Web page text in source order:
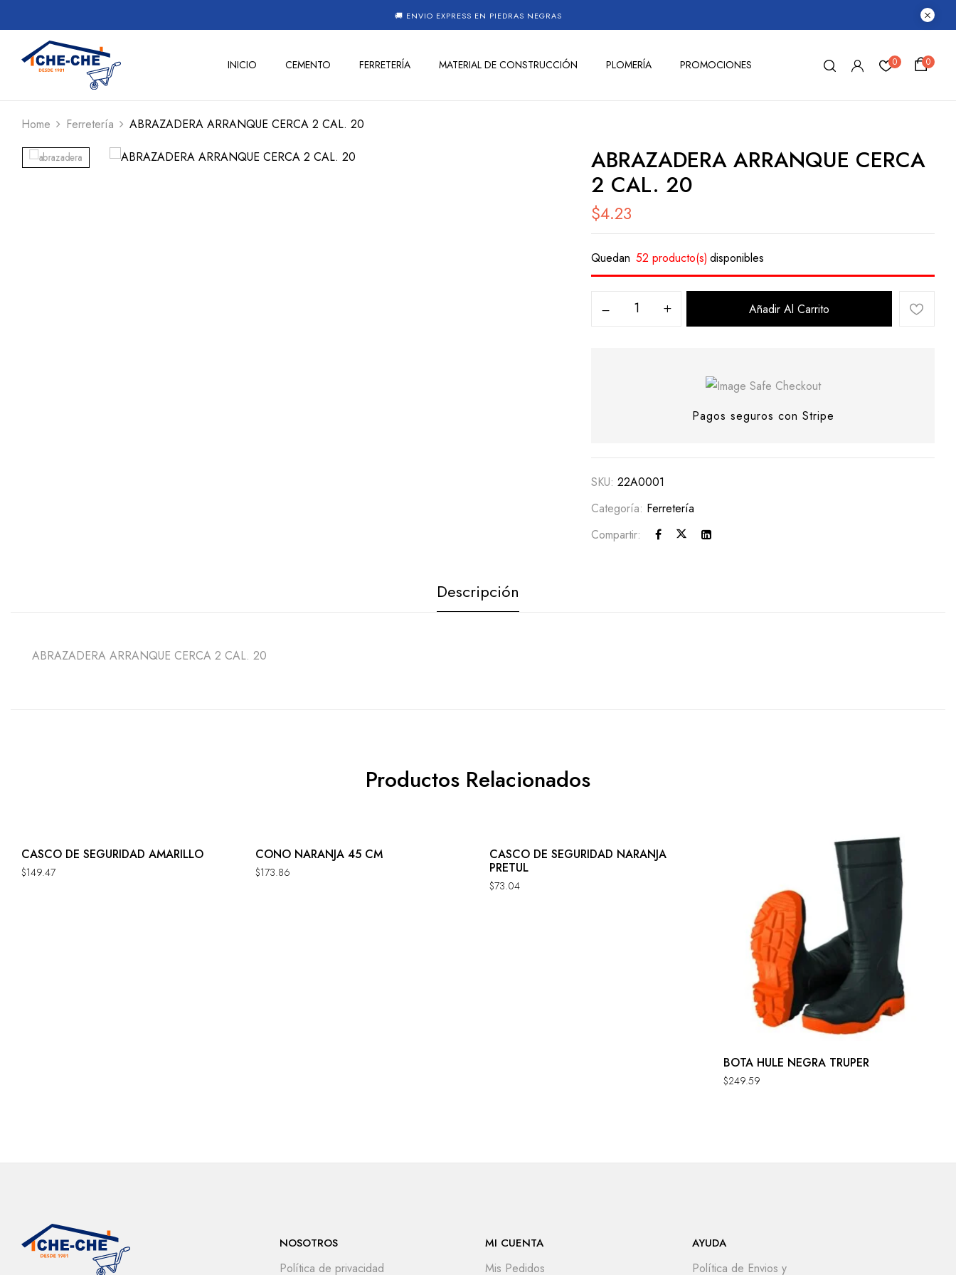
🚚 ENVIO EXPRESS EN PIEDRAS NEGRAS
INICIO CEMENTO FERRETERÍA MATERIAL DE CONSTRUCCIÓN PLOMERÍA PROMOCIONES 0 0
Home Ferretería ABRAZADERA ARRANQUE CERCA 2 CAL. 20
ABRAZADERA ARRANQUE CERCA
2 CAL. 20
$4.23
Quedan 52 producto(s) disponibles
Añadir Al Carrito
Pagos seguros con Stripe
SKU:22A0001
Categoría: Ferretería
Compartir:
Descripción
ABRAZADERA ARRANQUE CERCA 2 CAL. 20
Productos Relacionados
CASCO DE SEGURIDAD AMARILLO
$149.47
CONO NARANJA 45 CM
$173.86
CASCO DE SEGURIDAD NARANJA
PRETUL
$73.04
BOTA HULE NEGRA TRUPER
$249.59
NOSOTROS
Política de privacidad
MI CUENTA
Mis Pedidos
AYUDA
Política de Envios y